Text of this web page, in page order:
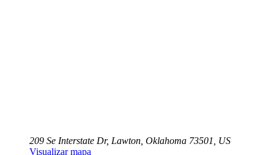
209 Se Interstate Dr, Lawton, Oklahoma 73501, US
Visualizar mapa